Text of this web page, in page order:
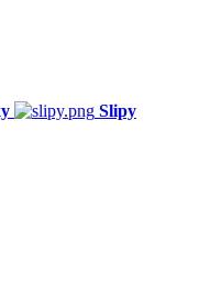
Slipy